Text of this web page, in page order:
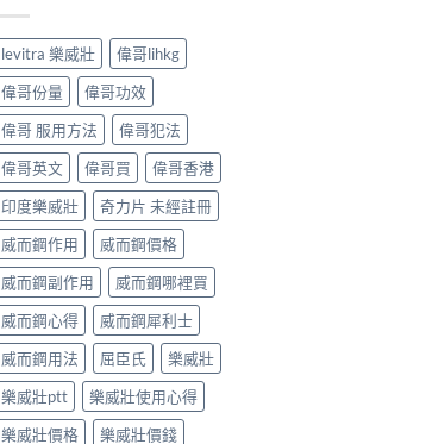
levitra 樂威壯
偉哥lihkg
偉哥份量
偉哥功效
偉哥 服用方法
偉哥犯法
偉哥英文
偉哥買
偉哥香港
印度樂威壯
奇力片 未經註冊
威而鋼作用
威而鋼價格
威而鋼副作用
威而鋼哪裡買
威而鋼心得
威而鋼犀利士
威而鋼用法
屈臣氏
樂威壯
樂威壯ptt
樂威壯使用心得
樂威壯價格
樂威壯價錢